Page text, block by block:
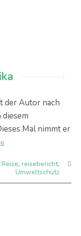
der Autor nach
Mal nimmt er
Reise, reisebericht,
Umweltschutz